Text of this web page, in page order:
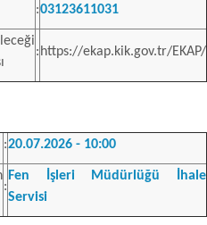
:03123611031
: https://ekap.kik.gov.tr/EKAP/
:20.07.2026 - 10:00
:
Fen İşleri Müdürlüğü İhale
Servisi